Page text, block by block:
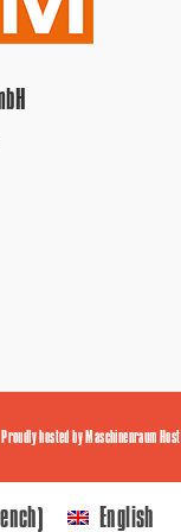
hosted by Maschinenraum
) English